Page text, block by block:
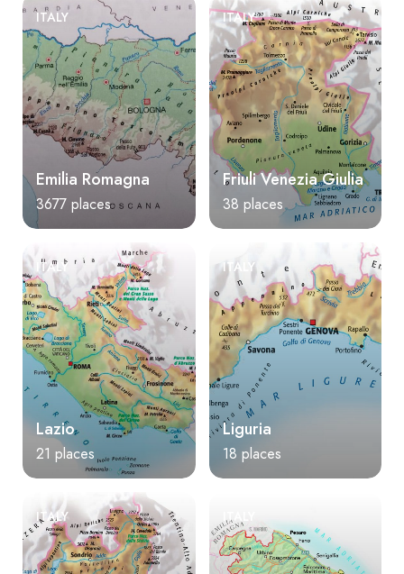
ITALY
Emilia Romagna
3677 places
ITALY
Friuli Venezia Giulia
38 places
ITALY
Lazio
21 places
ITALY
Liguria
18 places
ITALY ITALY